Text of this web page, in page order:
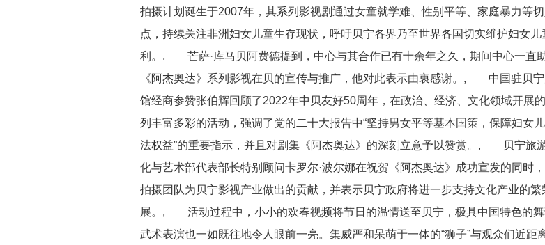
拍摄计划诞生于2007年，其系列影视剧通过女童就学难、性别平等、家庭暴力等切
点，持续关注非洲妇女儿童生存现状，呼吁贝宁各界乃至世界各国切实维护妇女儿
利。, 芒萨·库马贝阿费德提到，中心与其合作已有十余年之久，期间中心一直
《阿杰奥达》系列影视在贝的宣传与推广，他对此表示由衷感谢。, 中国驻贝
馆经商参赞张伯辉回顾了2022年中贝友好50周年，在政治、经济、文化领域开展
列丰富多彩的活动，强调了党的二十大报告中“坚持男女平等基本国策，保障妇女
法权益”的重要指示，并且对剧集《阿杰奥达》的深刻立意予以赞赏。, 贝宁旅
化与艺术部代表部长特别顾问卡罗尔·波尔娜在祝贺《阿杰奥达》成功宣发的同时
拍摄团队为贝宁影视产业做出的贡献，并表示贝宁政府将进一步支持文化产业的繁
展。, 活动过程中，小小的欢春视频将节日的温情送至贝宁，极具中国特色的舞
武术表演也一如既往地令人眼前一亮。集威严和呆萌于一体的“狮子”与观众们近距